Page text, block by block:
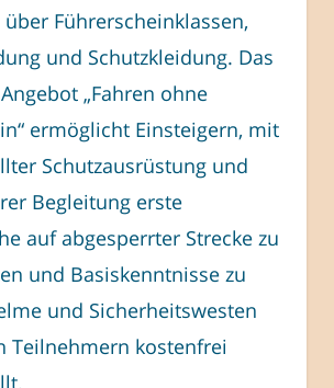
Führerscheinklassen,
und Schutzkleidung. Das
„Fahren ohne
ermöglicht Einsteigern, mit
Schutzausrüstung und
Begleitung erste
auf abgesperrter Strecke zu
und Basiskenntnisse zu
und Sicherheitswesten
Teilnehmern kostenfrei